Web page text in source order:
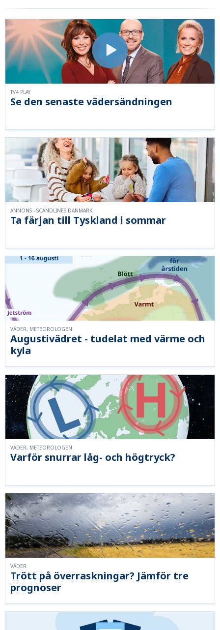
Se den senaste vädersändningen
TV4 PLAY
Ta färjan till Tyskland i sommar
ANNONS - SCANDLINES DANMARK
Augustivädret - tudelat med värme och
kyla
VÄDER, METEOROLOGEN
Varför snurrar låg- och högtryck?
VÄDER, METEOROLOGEN
Trött på överraskningar? Jämför tre
prognoser
VÄDER